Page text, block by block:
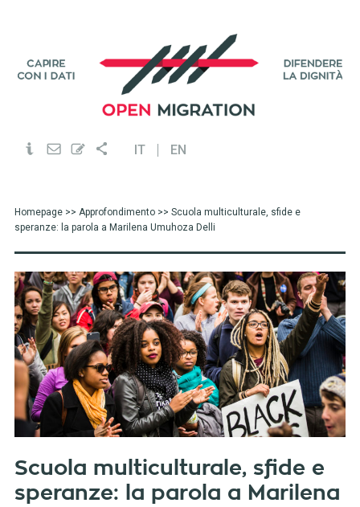
IT EN
Homepage>> Approfondimento>> Scuola multiculturale, sfide e
speranze: la parola a Marilena Umuhoza Delli
Scuola multiculturale, sfide e
speranze: la parola a Marilena